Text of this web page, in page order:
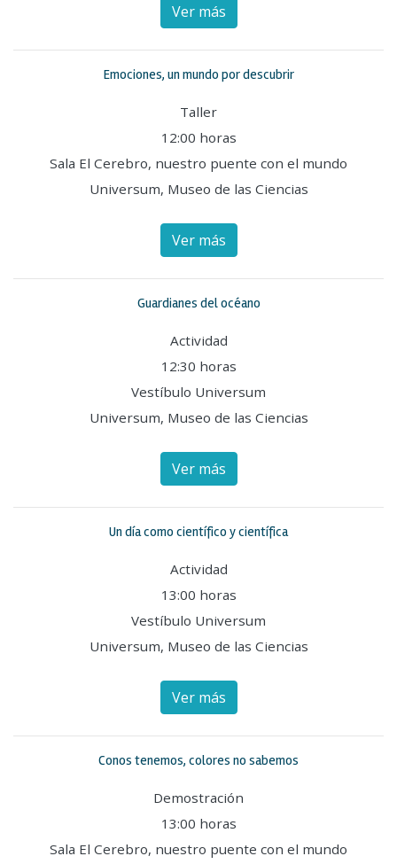
Ver más
Emociones, un mundo por descubrir
Taller
12:00 horas
Sala El Cerebro, nuestro puente con el mundo
Universum, Museo de las Ciencias
Ver más
Guardianes del océano
Actividad
12:30 horas
Vestíbulo Universum
Universum, Museo de las Ciencias
Ver más
Un día como científico y científica
Actividad
13:00 horas
Vestíbulo Universum
Universum, Museo de las Ciencias
Ver más
Conos tenemos, colores no sabemos
Demostración
13:00 horas
Sala El Cerebro, nuestro puente con el mundo